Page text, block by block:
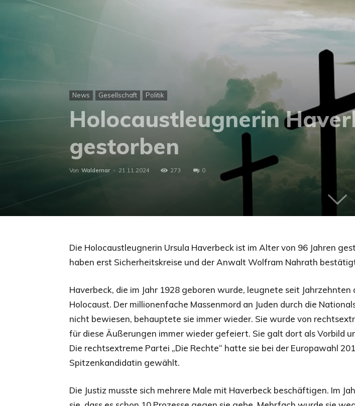
News Gesellschaft Politik
Holocaustleugnerin
gestorben
Von Waldemar - 21.11.2024 273 0
Die Holocaustleugnerin Ursula Haverbeck ist im Alter von 96 Jahren
haben erst Sicherheitskreise und der Anwalt Wolfram Nahrath
Haverbeck, die im Jahr 1928 geboren wurde, leugnete seit Jahrzehnten
Holocaust. Der millionenfache Massenmord an Juden durch die
nicht bewiesen, behauptete sie immer wieder. Sie wurde von
für diese Äußerungen immer wieder gefeiert. Sie galt dort als Vorbild
Die rechtsextreme Partei „Die Rechte“ hatte sie bei der Europawahl
Spitzenkandidatin gewählt.
Die Justiz musste sich mehrere Male mit Haverbeck beschäftigen. Im